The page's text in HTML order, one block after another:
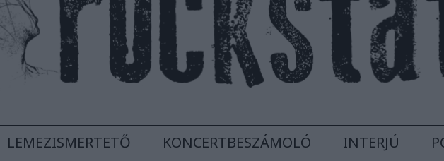
LEMEZISMERTETŐ KONCERTBESZÁMOLÓ INTERJÚ